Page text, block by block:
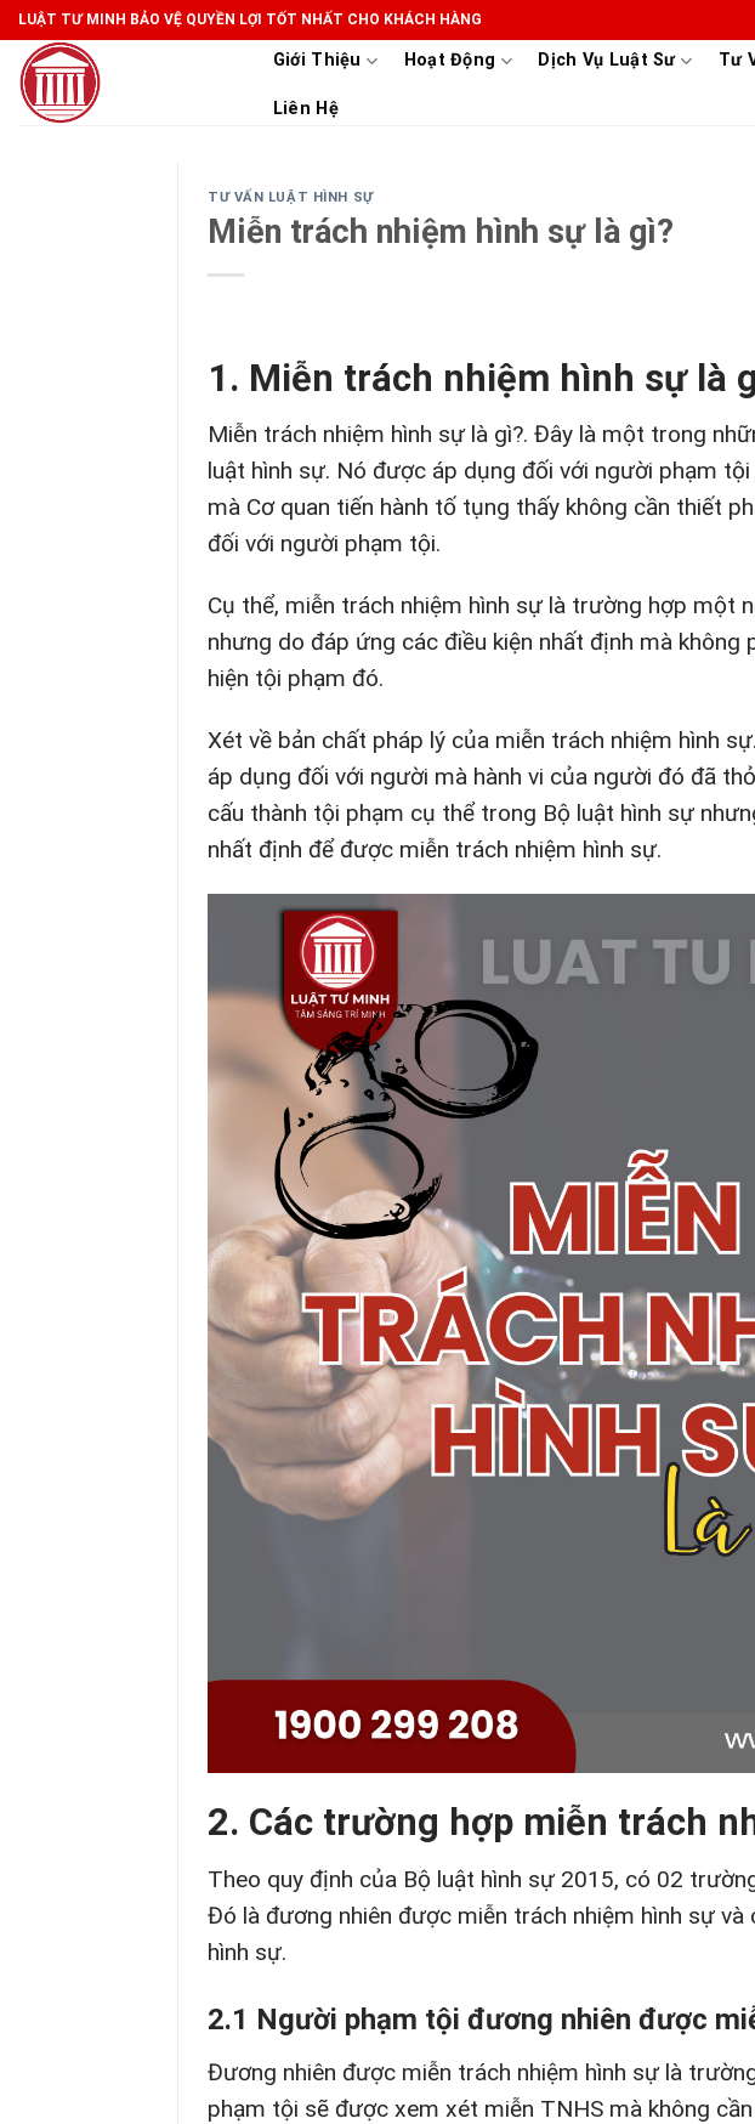
Skip
to
content
LUẬT TƯ MINH BẢO VỆ QUYỀN LỢI TỐT NHẤT CHO KHÁCH HÀNG
Giới Thiệu Hoạt Động Dịch Vụ Luật Sư Tư
Liên Hệ
TƯ VẤN LUẬT HÌNH SỰ
Miễn trách nhiệm hình sự là gì?
1. Miễn trách nhiệm hình sự là
Miễn trách nhiệm hình sự là gì?. Đây là một trong
luật hình sự. Nó được áp dụng đối với người phạm
mà Cơ quan tiến hành tố tụng thấy không cần thiết
đối với người phạm tội.
Cụ thể, miễn trách nhiệm hình sự là trường hợp một
nhưng do đáp ứng các điều kiện nhất định mà không
hiện tội phạm đó.
Xét về bản chất pháp lý của miễn trách nhiệm hình
áp dụng đối với người mà hành vi của người đó đã
cấu thành tội phạm cụ thể trong Bộ luật hình sự
nhất định để được miễn trách nhiệm hình sự.
2. Các trường hợp miễn trách
Theo quy định của Bộ luật hình sự 2015, có 02
Đó là đương nhiên được miễn trách nhiệm hình sự
hình sự.
2.1 Người phạm tội đương nhiên được
Đương nhiên được miễn trách nhiệm hình sự là
phạm tội sẽ được xem xét miễn TNHS mà không